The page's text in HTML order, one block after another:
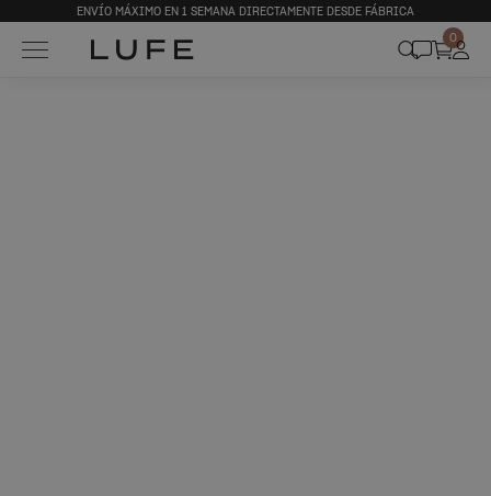
ENVÍO MÁXIMO EN 1 SEMANA DIRECTAMENTE DESDE FÁBRICA
0